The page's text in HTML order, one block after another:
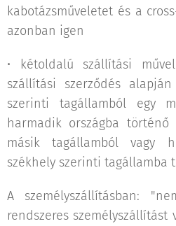
kabotázsműveletet és a
azonban igen
• kétoldalú szállítási
szállítási szerződés
szerinti tagállamból egy
harmadik országba történő
másik tagállamból vagy
székhely szerinti tagállamba
A személyszállításban:
rendszeres személyszállítást